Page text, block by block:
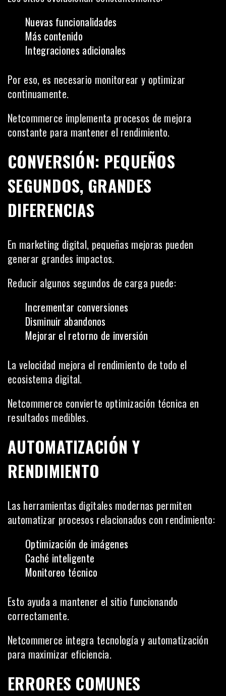
Nuevas funcionalidades
Más contenido
Integraciones adicionales
Por eso, es necesario monitorear y optimizar
continuamente.
Netcommerce implementa procesos de mejora
constante para mantener el rendimiento.
CONVERSIÓN: PEQUEÑOS
SEGUNDOS, GRANDES
DIFERENCIAS
En marketing digital, pequeñas mejoras pueden
generar grandes impactos.
Reducir algunos segundos de carga puede:
Incrementar conversiones
Disminuir abandonos
Mejorar el retorno de inversión
La velocidad mejora el rendimiento de todo el
ecosistema digital.
Netcommerce convierte optimización técnica en
resultados medibles.
AUTOMATIZACIÓN Y
RENDIMIENTO
Las herramientas digitales modernas permiten
automatizar procesos relacionados con rendimiento:
Optimización de imágenes
Caché inteligente
Monitoreo técnico
Esto ayuda a mantener el sitio funcionando
correctamente.
Netcommerce integra tecnología y automatización
para maximizar eficiencia.
ERRORES COMUNES